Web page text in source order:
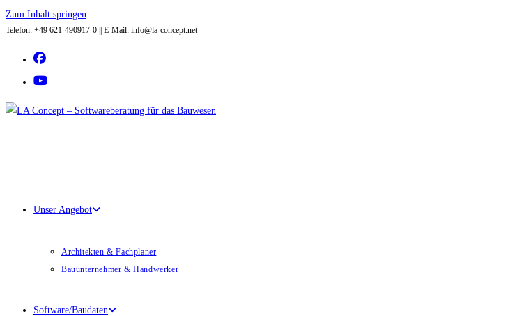
Zum Inhalt springen
Telefon: +49 621-490917-0 || E-Mail: info@la-concept.net
Unser Angebot
Architekten & Fachplaner
Bauunternehmer & Handwerker
Software/Baudaten